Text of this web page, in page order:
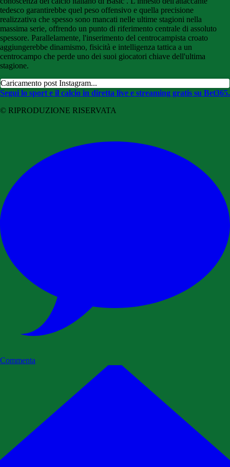
tedesco garantirebbe quel peso offensivo e quella precisione
realizzativa che spesso sono mancati nelle ultime stagioni nella
massima serie, offrendo un punto di riferimento centrale di assoluto
spessore. Parallelamente, l'inserimento del centrocampista croato
aggiungerebbe dinamismo, fisicità e intelligenza tattica a un
centrocampo che perde uno dei suoi giocatori chiave dell'ultima
stagione.
Caricamento post Instagram...
Segui lo sport e il calcio in diretta live e streaming gratis su Bet365.
© RIPRODUZIONE RISERVATA
Commenta